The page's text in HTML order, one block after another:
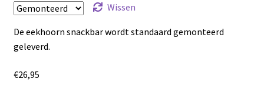
Wissen
De eekhoorn snackbar wordt standaard gemonteerd
geleverd.
€26,95